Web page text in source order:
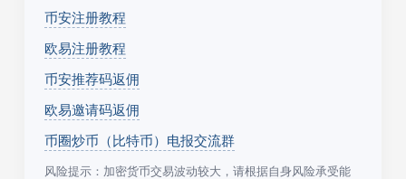
币安注册教程
欧易注册教程
币安推荐码返佣
欧易邀请码返佣
币圈炒币（比特币）电报交流群
风险提示：加密货币交易波动较大，请根据自身风险承受能